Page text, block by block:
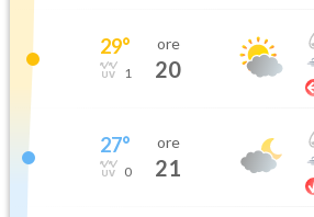
29°
1
ore
20
27°
0
ore
21